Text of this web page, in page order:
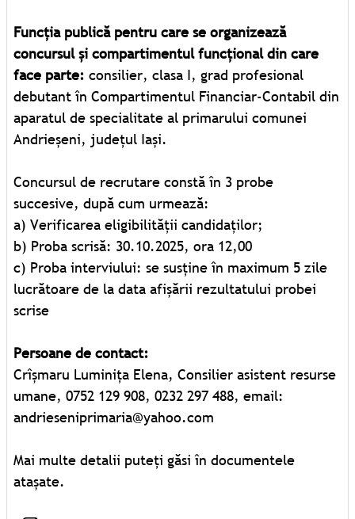
Funcția publică pentru care se organizează
concursul și compartimentul funcțional din care
face parte: consilier, clasa I, grad profesional
debutant în Compartimentul Financiar-Contabil din
aparatul de specialitate al primarului comunei
Andrieșeni, județul Iași.
Concursul de recrutare constă în 3 probe
succesive, după cum urmează:
a) Verificarea eligibilității candidaților;
b) Proba scrisă: 30.10.2025, ora 12,00
c) Proba interviului: se susține în maximum 5 zile
lucrătoare de la data afișării rezultatului probei
scrise
Persoane de contact:
Crîșmaru Luminița Elena, Consilier asistent resurse
umane, 0752 129 908, 0232 297 488, email:
andrieseniprimaria@yahoo.com
Mai multe detalii puteți găsi în documentele
atașate.